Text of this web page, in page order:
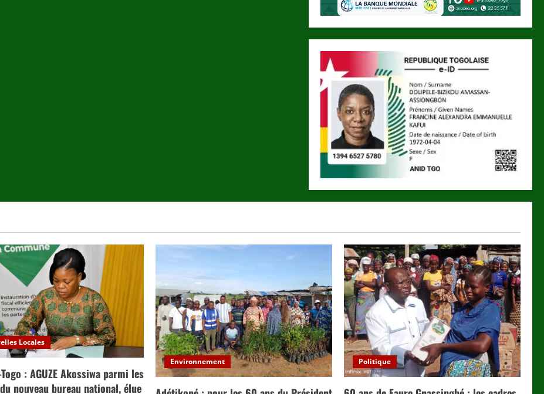
Locales
Togo : AGUZE Akossiwa parmi les
nouveau bureau national, élue
Environnement Politique